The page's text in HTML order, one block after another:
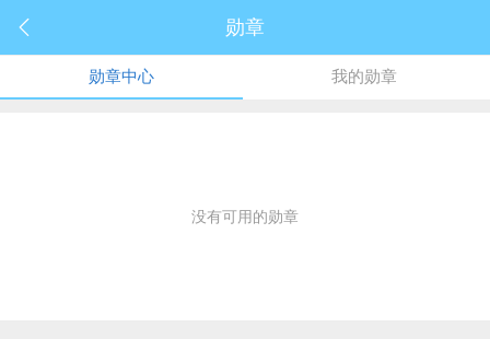
勋章
勋章中心 我的勋章
没有可用的勋章